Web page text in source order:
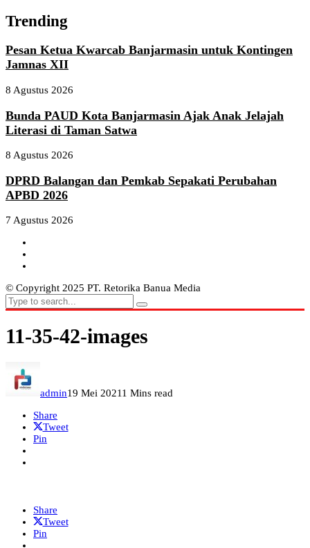
Trending
Pesan Ketua Kwarcab Banjarmasin untuk Kontingen
Jamnas XII
8 Agustus 2026
Bunda PAUD Kota Banjarmasin Ajak Anak Jelajah
Literasi di Taman Satwa
8 Agustus 2026
DPRD Balangan dan Pemkab Sepakati Perubahan
APBD 2026
7 Agustus 2026
© Copyright 2025 PT. Retorika Banua Media
11-35-42-images
admin19 Mei 20211 Mins read
Share
Tweet
Pin
Share
Tweet
Pin